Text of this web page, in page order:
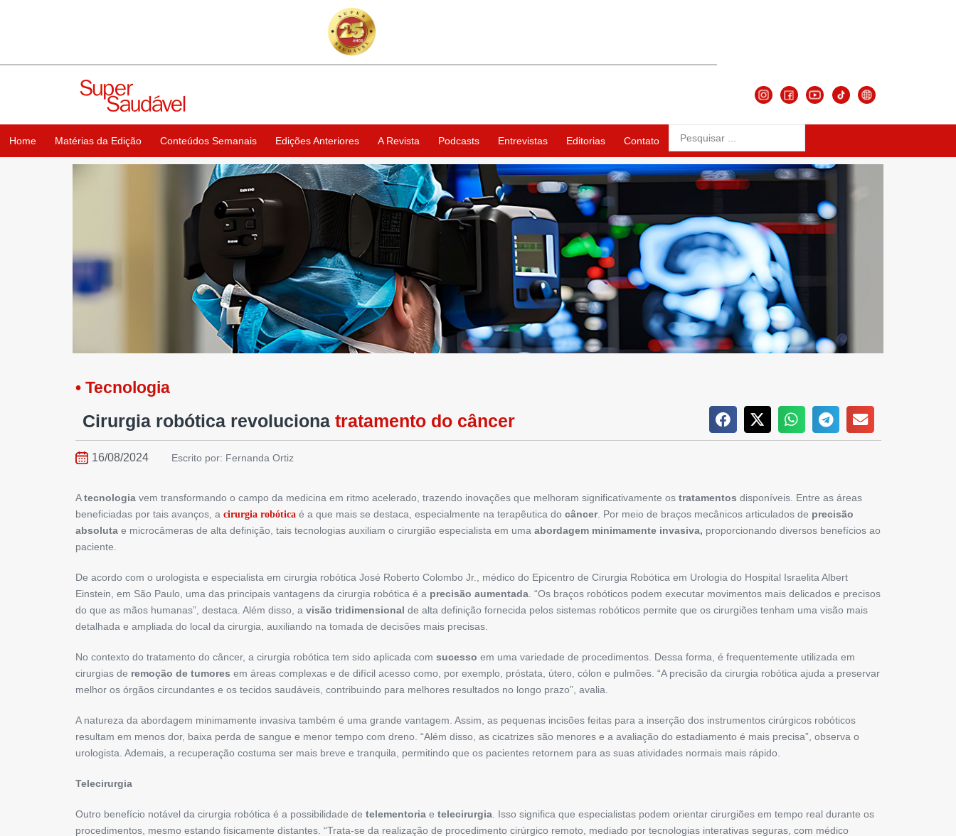
Home Matérias da Edição Conteúdos Semanais Edições Anteriores A Revista Podcasts Entrevistas Editorias Contato
• Tecnologia
Cirurgia robótica revoluciona tratamento do câncer
16/08/2024 Escrito por: Fernanda Ortiz
Atecnologia vem transformando o campo da medicina em ritmo acelerado, trazendo inovações que melhoram significativamente os tratamentos disponíveis. Entre as áreas
beneficiadas por tais avanços, a cirurgia robóticaé a que mais se destaca, especialmente na terapêutica do câncer. Por meio de braços mecânicos articulados de precisão
absolutae microcâmeras de alta definição, tais tecnologias auxiliam o cirurgião especialista em uma abordagem minimamente invasiva, proporcionando diversos benefícios ao
paciente.
De acordo com o urologista e especialista em cirurgia robótica José Roberto Colombo Jr., médico do Epicentro de Cirurgia Robótica em Urologia do Hospital Israelita Albert
Einstein, em São Paulo, uma das principais vantagens da cirurgia robótica é a precisão aumentada. “Os braços robóticos podem executar movimentos mais delicados e precisos
do que as mãos humanas”, destaca. Além disso, a visão tridimensional de alta definição fornecida pelos sistemas robóticos permite que os cirurgiões tenham uma visão mais
detalhada e ampliada do local da cirurgia, auxiliando na tomada de decisões mais precisas.
No contexto do tratamento do câncer, a cirurgia robótica tem sido aplicada com sucesso em uma variedade de procedimentos. Dessa forma, é frequentemente utilizada em
cirurgias de remoção de tumores em áreas complexas e de difícil acesso como, por exemplo, próstata, útero, cólon e pulmões. “A precisão da cirurgia robótica ajuda a preservar
melhor os órgãos circundantes e os tecidos saudáveis, contribuindo para melhores resultados no longo prazo”, avalia.
A natureza da abordagem minimamente invasiva também é uma grande vantagem. Assim, as pequenas incisões feitas para a inserção dos instrumentos cirúrgicos robóticos
resultam em menos dor, baixa perda de sangue e menor tempo com dreno. “Além disso, as cicatrizes são menores e a avaliação do estadiamento é mais precisa”, observa o
urologista. Ademais, a recuperação costuma ser mais breve e tranquila, permitindo que os pacientes retornem para as suas atividades normais mais rápido.
Telecirurgia
Outro benefício notável da cirurgia robótica é a possibilidade de telementoriae telecirurgia. Isso significa que especialistas podem orientar cirurgiões em tempo real durante os
procedimentos, mesmo estando fisicamente distantes. “Trata-se da realização de procedimento cirúrgico remoto, mediado por tecnologias interativas seguras, com médico